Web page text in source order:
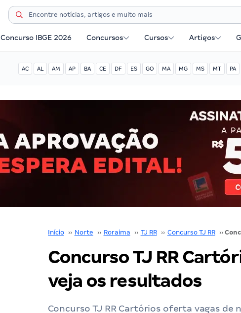
Concurso IBGE 2026 Concursos Cursos Artigos
AC AL AM AP BA CE DF ES GO MA MG MS MT PA
Início ›› Norte ›› Roraima ›› TJ RR ›› Concurso TJ RR ››
Concurso TJ RR
veja os resultados
Concurso TJ RR Cartórios oferta vagas